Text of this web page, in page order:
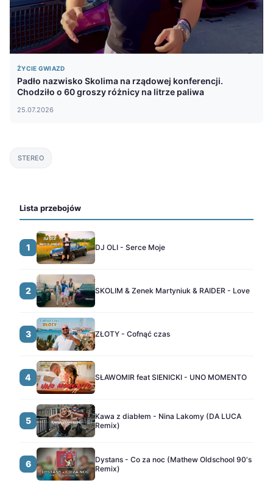
ŻYCIE GWIAZD
Padło nazwisko Skolima na rządowej konferencji.
Chodziło o 60 groszy różnicy na litrze paliwa
25.07.2026
STEREO
Lista przebojów
1 DJ OLI - Serce Moje
2 SKOLIM & Zenek Martyniuk & RAIDER - Love
3 ZŁOTY - Cofnąć czas
4 SŁAWOMIR feat SIENICKI - UNO MOMENTO
5
Kawa z diabłem - Nina Lakomy (DA LUCA
Remix)
6
Dystans - Co za noc (Mathew Oldschool 90's
Remix)